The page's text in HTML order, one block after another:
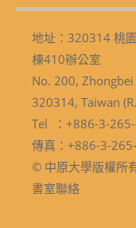
地址：320314 桃
棟410辦公室
No. 200,
320314, Taiwan
Tel ：+886-3-
傳真：+886-3-
© 中原大學版權所
書室聯絡